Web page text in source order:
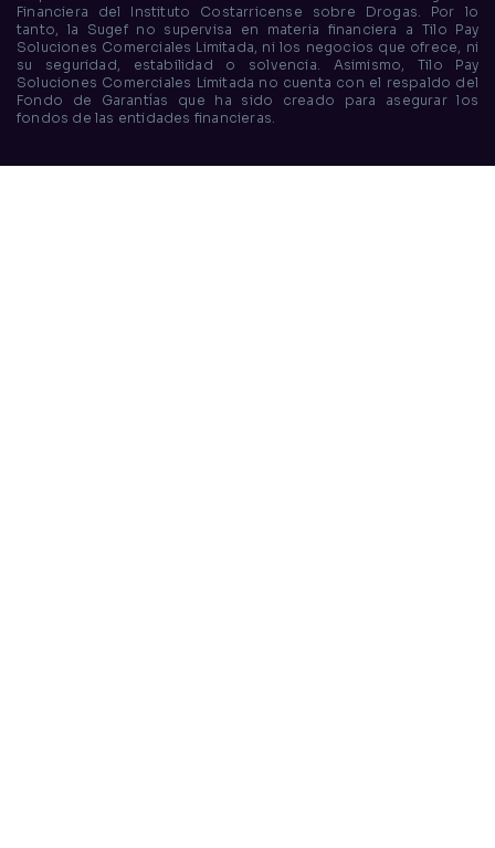
Financiera del Instituto Costarricense sobre Drogas. Por lo
tanto, la Sugef no supervisa en materia financiera a Tilo Pay
Soluciones Comerciales Limitada, ni los negocios que ofrece, ni
su seguridad, estabilidad o solvencia. Asimismo, Tilo Pay
Soluciones Comerciales Limitada no cuenta con el respaldo del
Fondo de Garantías que ha sido creado para asegurar los
fondos de las entidades financieras.